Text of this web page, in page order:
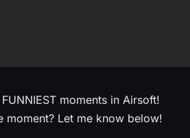
moments in Airsoft!
moment? Let me know below!